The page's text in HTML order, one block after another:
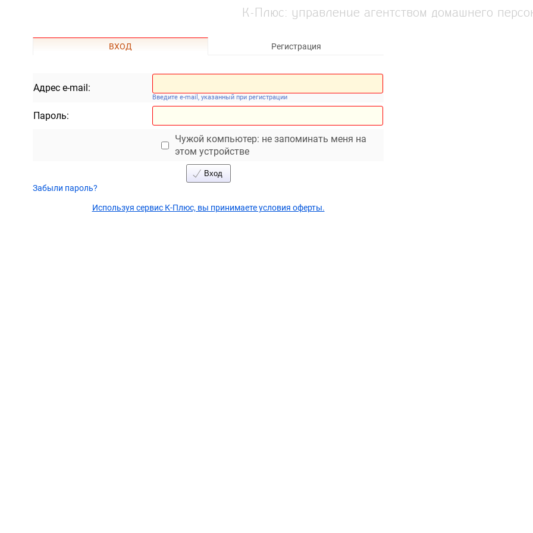
К-Плюс: управление агентством домашнего
ВХОД Регистрация
Адрес e-mail:
Введите e-mail, указанный при регистрации
Пароль:
Чужой компьютер: не запоминать меня на
этом устройстве
Вход
Забыли пароль?
Используя сервис К-Плюс, вы принимаете условия оферты.